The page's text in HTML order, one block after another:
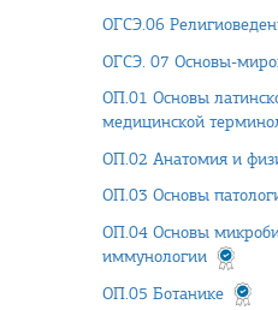
ОГСЭ.06
ОГСЭ. 07 Основы-
ОП.01 Основы
медицинской
ОП.02 Анатомия и
ОП.03 Основы
ОП.04 Основы
иммунологии
ОП.05 Ботанике